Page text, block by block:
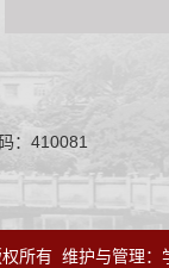
：410081
所有 维护与管理：